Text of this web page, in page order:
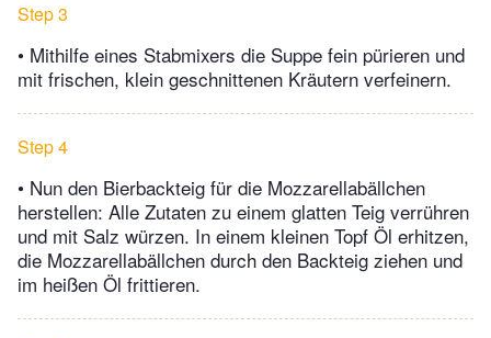
Step 3
• Mithilfe eines Stabmixers die Suppe fein pürieren und
mit frischen, klein geschnittenen Kräutern verfeinern.
Step 4
• Nun den Bierbackteig für die Mozzarellabällchen
herstellen: Alle Zutaten zu einem glatten Teig verrühren
und mit Salz würzen. In einem kleinen Topf Öl erhitzen,
die Mozzarellabällchen durch den Backteig ziehen und
im heißen Öl frittieren.